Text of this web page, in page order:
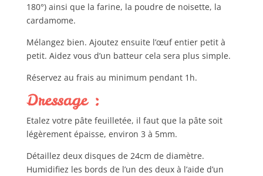
180°) ainsi que la farine, la poudre de noisette, la
cardamome.
Mélangez bien. Ajoutez ensuite l’œuf entier petit à
petit. Aidez vous d’un batteur cela sera plus simple.
Réservez au frais au minimum pendant 1h.
Dressage :
Etalez votre pâte feuilletée, il faut que la pâte soit
légèrement épaisse, environ 3 à 5mm.
Détaillez deux disques de 24cm de diamètre.
Humidifiez les bords de l’un des deux à l’aide d’un